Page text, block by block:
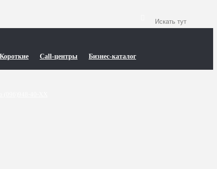
Короткие Call-центры Бизнес-каталог